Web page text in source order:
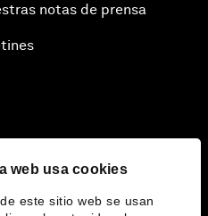
web usa cookies
este sitio web se usan
notas de prensa